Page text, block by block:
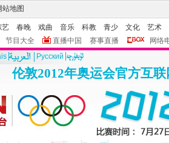
站地图
艺 春晚 戏曲 音乐 科教 青少 文化
艺术
节目大全 直播中国 赛事直播
网络
Pусский
伦敦2012年奥运会官方互